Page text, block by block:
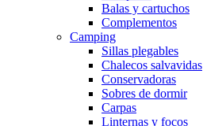
Balas y cartuchos
Complementos
Camping
Sillas plegables
Chalecos salvavidas
Conservadoras
Sobres de dormir
Carpas
Linternas y focos